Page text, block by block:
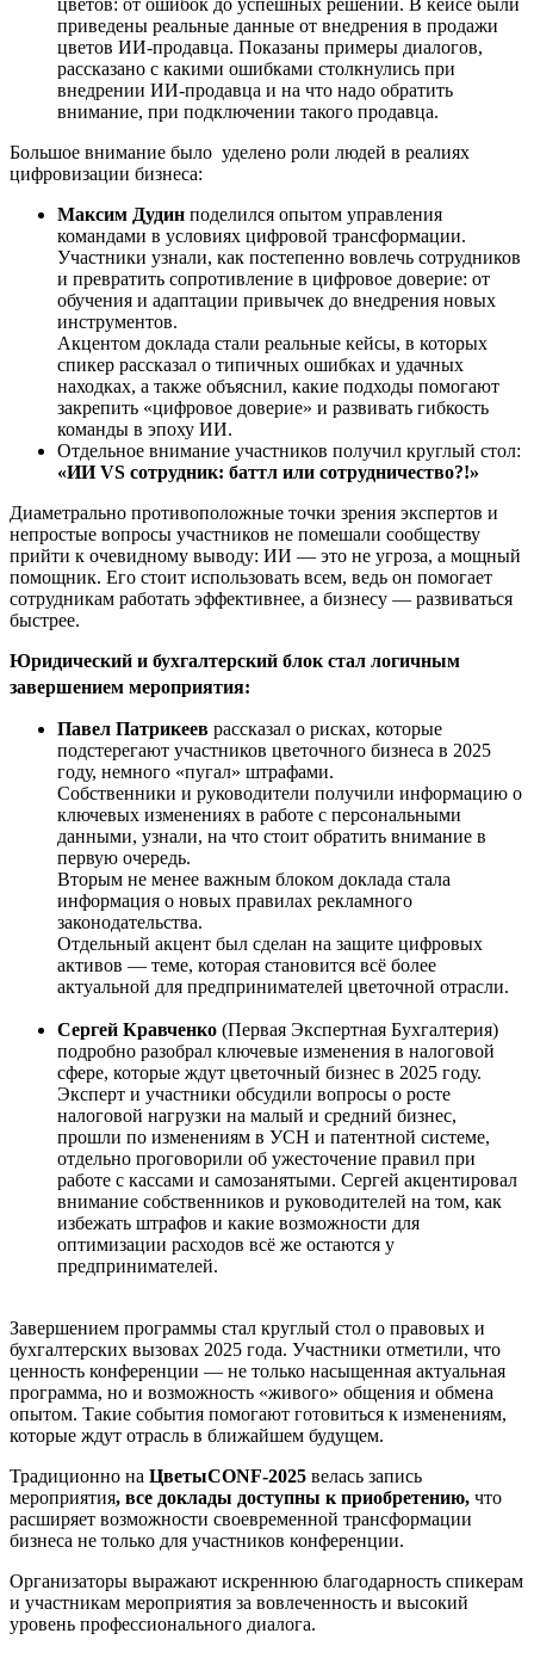
цветов: от ошибок до успешных решений. В кейсе были
приведены реальные данные от внедрения в продажи
цветов ИИ-продавца. Показаны примеры диалогов,
рассказано с какими ошибками столкнулись при
внедрении ИИ-продавца и на что надо обратить
внимание, при подключении такого продавца.
Большое внимание было уделено роли людей в реалиях
цифровизации бизнеса:
Максим Дудин поделился опытом управления
командами в условиях цифровой трансформации.
Участники узнали, как постепенно вовлечь сотрудников
и превратить сопротивление в цифровое доверие: от
обучения и адаптации привычек до внедрения новых
инструментов.
Акцентом доклада стали реальные кейсы, в которых
спикер рассказал о типичных ошибках и удачных
находках, а также объяснил, какие подходы помогают
закрепить «цифровое доверие» и развивать гибкость
команды в эпоху ИИ.
Отдельное внимание участников получил круглый стол:
«ИИ VS сотрудник: баттл или сотрудничество?!»
Диаметрально противоположные точки зрения экспертов и
непростые вопросы участников не помешали сообществу
прийти к очевидному выводу: ИИ — это не угроза, а мощный
помощник. Его стоит использовать всем, ведь он помогает
сотрудникам работать эффективнее, а бизнесу — развиваться
быстрее.
Юридический и бухгалтерский блок стал логичным
завершением мероприятия:
Павел Патрикеев рассказал о рисках, которые
подстерегают участников цветочного бизнеса в 2025
году, немного «пугал» штрафами.
Собственники и руководители получили информацию о
ключевых изменениях в работе с персональными
данными, узнали, на что стоит обратить внимание в
первую очередь.
Вторым не менее важным блоком доклада стала
информация о новых правилах рекламного
законодательства.
Отдельный акцент был сделан на защите цифровых
активов — теме, которая становится всё более
актуальной для предпринимателей цветочной отрасли.
Сергей Кравченко (Первая Экспертная Бухгалтерия)
подробно разобрал ключевые изменения в налоговой
сфере, которые ждут цветочный бизнес в 2025 году.
Эксперт и участники обсудили вопросы о росте
налоговой нагрузки на малый и средний бизнес,
прошли по изменениям в УСН и патентной системе,
отдельно проговорили об ужесточение правил при
работе с кассами и самозанятыми. Сергей акцентировал
внимание собственников и руководителей на том, как
избежать штрафов и какие возможности для
оптимизации расходов всё же остаются у
предпринимателей.
Завершением программы стал круглый стол о правовых и
бухгалтерских вызовах 2025 года. Участники отметили, что
ценность конференции — не только насыщенная актуальная
программа, но и возможность «живого» общения и обмена
опытом. Такие события помогают готовиться к изменениям,
которые ждут отрасль в ближайшем будущем.
Традиционно на ЦветыCONF-2025 велась запись
мероприятия, все доклады доступны к приобретению, что
расширяет возможности своевременной трансформации
бизнеса не только для участников конференции.
Организаторы выражают искреннюю благодарность спикерам
и участникам мероприятия за вовлеченность и высокий
уровень профессионального диалога.